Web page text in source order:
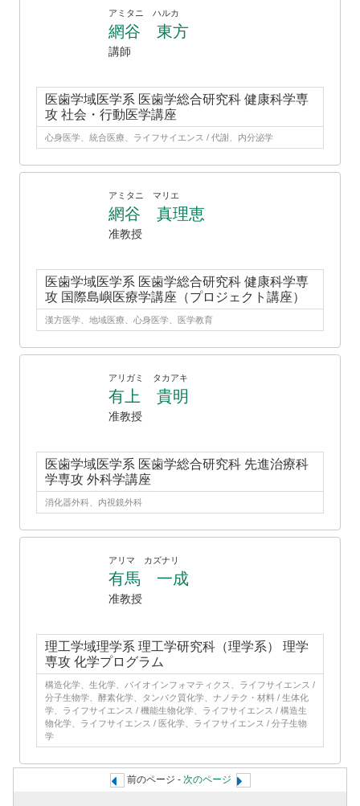
アミタニ ハルカ
網谷 東方
講師
医歯学域医学系 医歯学総合研究科 健康科学専
攻 社会・行動医学講座
心身医学、統合医療、ライフサイエンス / 代謝、内分泌学
アミタニ マリエ
網谷 真理恵
准教授
医歯学域医学系 医歯学総合研究科 健康科学専
攻 国際島嶼医療学講座（プロジェクト講座）
漢方医学、地域医療、心身医学、医学教育
アリガミ タカアキ
有上 貴明
准教授
医歯学域医学系 医歯学総合研究科 先進治療科
学専攻 外科学講座
消化器外科、内視鏡外科
アリマ カズナリ
有馬 一成
准教授
理工学域理学系 理工学研究科（理学系） 理学
専攻 化学プログラム
構造化学、生化学、バイオインフォマティクス、ライフサイエンス /
分子生物学、酵素化学、タンパク質化学、ナノテク・材料 / 生体化
学、ライフサイエンス / 機能生物化学、ライフサイエンス / 構造生
物化学、ライフサイエンス / 医化学、ライフサイエンス / 分子生物
学
前のページ - 次のページ